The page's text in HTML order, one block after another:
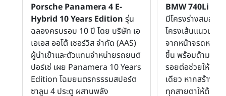
Porsche Panamera 4 E-
Hybrid 10 Years Edition รุ่น
ฉลองครบรอบ 10 ปี โดย บริษัท เอ
เอเอส ออโต้ เซอร์วิส จำกัด (AAS)
ผู้นำเข้าและตัวแทนจำหน่ายรถยนต์
ปอร์เช่ เผย Panamera 10 Years
Edition โฉมยนตรกรรรมสปอร์ต
ซาลูน 4 ประตู ผสานพลัง
BMW 740Li
มีโครงร่างสมส่วน
โครงเส้นแนวนอน
จากหน้าจรดหลังท
ขึ้น พร้อมด้ามจับบ
รอยต่อช่วยให้กล
เดียว หากสร้างค
ทุกสายตาให้ต้อง